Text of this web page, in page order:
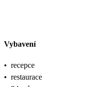
Vybavení
• recepce
• restaurace